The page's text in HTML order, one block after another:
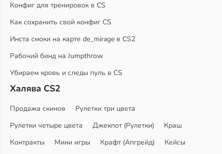
Конфиг для тренировок в CS
Как сохранить свой конфиг CS
Инста смоки на карте de_mirage в CS2
Рабочий бинд на Jumpthrow
Убираем кровь и следы пуль в CS
Халява CS2
Продажа скинов
Рулетки три цвета
Рулетки четыре цвета
Джекпот (Рулетки)
Краш
Контракты
Мини игры Крафт (Апгрейд)
Кейсы